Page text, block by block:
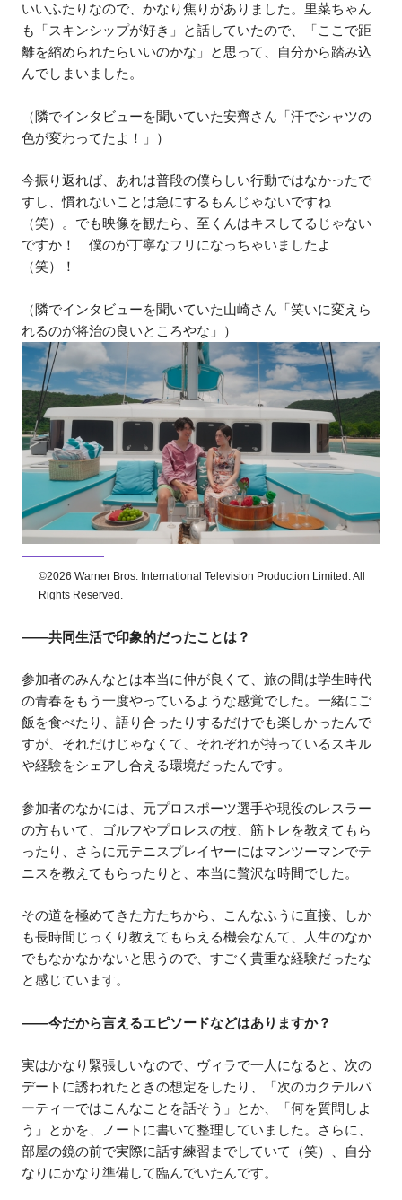
いいふたりなので、かなり焦りがありました。里菜ちゃん
も「スキンシップが好き」と話していたので、「ここで距
離を縮められたらいいのかな」と思って、自分から踏み込
んでしまいました。
（隣でインタビューを聞いていた安齊さん「汗でシャツの
色が変わってたよ！」）
今振り返れば、あれは普段の僕らしい行動ではなかったで
すし、慣れないことは急にするもんじゃないですね
（笑）。でも映像を観たら、至くんはキスしてるじゃない
ですか！ 僕のが丁寧なフリになっちゃいましたよ
（笑）！
（隣でインタビューを聞いていた山崎さん「笑いに変えら
れるのが将治の良いところやな」）
©2026 Warner Bros. International Television Production Limited. All
Rights Reserved.
——共同生活で印象的だったことは？
参加者のみんなとは本当に仲が良くて、旅の間は学生時代
の青春をもう一度やっているような感覚でした。一緒にご
飯を食べたり、語り合ったりするだけでも楽しかったんで
すが、それだけじゃなくて、それぞれが持っているスキル
や経験をシェアし合える環境だったんです。
参加者のなかには、元プロスポーツ選手や現役のレスラー
の方もいて、ゴルフやプロレスの技、筋トレを教えてもら
ったり、さらに元テニスプレイヤーにはマンツーマンでテ
ニスを教えてもらったりと、本当に贅沢な時間でした。
その道を極めてきた方たちから、こんなふうに直接、しか
も長時間じっくり教えてもらえる機会なんて、人生のなか
でもなかなかないと思うので、すごく貴重な経験だったな
と感じています。
——今だから言えるエピソードなどはありますか？
実はかなり緊張しいなので、ヴィラで一人になると、次の
デートに誘われたときの想定をしたり、「次のカクテルパ
ーティーではこんなことを話そう」とか、「何を質問しよ
う」とかを、ノートに書いて整理していました。さらに、
部屋の鏡の前で実際に話す練習までしていて（笑）、自分
なりにかなり準備して臨んでいたんです。